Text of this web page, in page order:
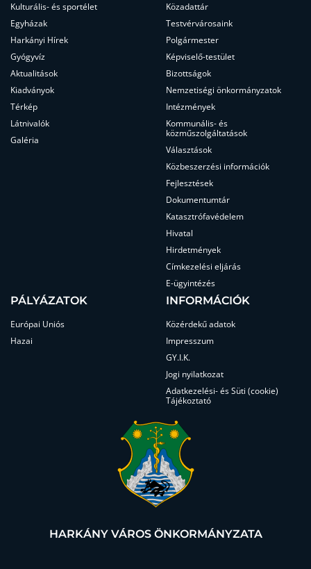
Kulturális- és sportélet
Egyházak
Harkányi Hírek
Gyógyvíz
Aktualitások
Kiadványok
Térkép
Látnivalók
Galéria
Közadattár
Testvérvárosaink
Polgármester
Képviselő-testület
Bizottságok
Nemzetiségi önkormányzatok
Intézmények
Kommunális- és
közműszolgáltatások
Választások
Közbeszerzési információk
Fejlesztések
Dokumentumtár
Katasztrófavédelem
Hivatal
Hirdetmények
Címkezelési eljárás
E-ügyintézés
PÁLYÁZATOK
Európai Uniós
Hazai
INFORMÁCIÓK
Közérdekű adatok
Impresszum
GY.I.K.
Jogi nyilatkozat
Adatkezelési- és Süti (cookie)
Tájékoztató
HARKÁNY VÁROS ÖNKORMÁNYZATA